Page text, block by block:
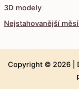
3D modely
Nejstahovanější
Copyright © 2026 |